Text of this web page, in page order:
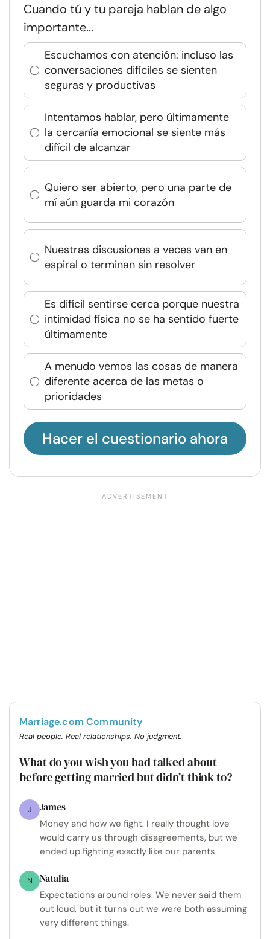
Cuando tú y tu pareja hablan de algo
importante...
Escuchamos con atención: incluso las
conversaciones difíciles se sienten
seguras y productivas
Intentamos hablar, pero últimamente
la cercanía emocional se siente más
difícil de alcanzar
Quiero ser abierto, pero una parte de
mí aún guarda mi corazón
Nuestras discusiones a veces van en
espiral o terminan sin resolver
Es difícil sentirse cerca porque nuestra
intimidad física no se ha sentido fuerte
últimamente
A menudo vemos las cosas de manera
diferente acerca de las metas o
prioridades
Hacer el cuestionario ahora
Marriage.com Community
Real people. Real relationships. No judgment.
What do you wish you had talked about
before getting married but didn’t think to?
J James
Money and how we fight. I really thought love
would carry us through disagreements, but we
ended up fighting exactly like our parents.
N Natalia
Expectations around roles. We never said them
out loud, but it turns out we were both assuming
very different things.